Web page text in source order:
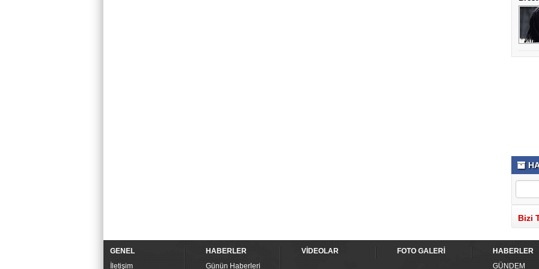
Bizi
GENEL
İletişim
HABERLER
Günün Haberleri
VİDEOLAR FOTO GALERİ
HABERLER
GÜNDEM